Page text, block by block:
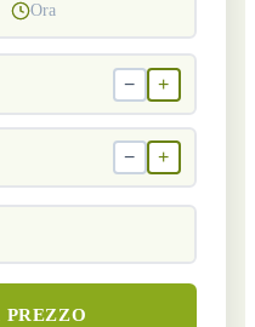
Ora
− +
− +